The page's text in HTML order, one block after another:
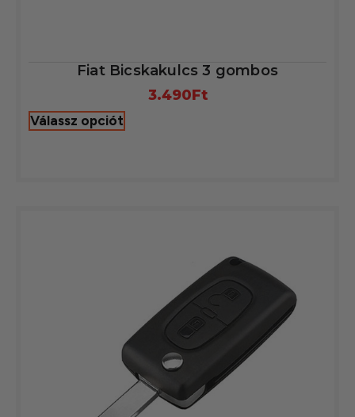
Fiat Bicskakulcs 3 gombos
3.490Ft
Válassz opciót